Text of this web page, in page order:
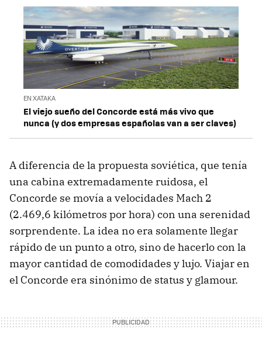
EN XATAKA
El viejo sueño del Concorde está más vivo que
nunca (y dos empresas españolas van a ser claves)
A diferencia de la propuesta soviética, que tenía
una cabina extremadamente ruidosa, el
Concorde se movía a velocidades Mach 2
(2.469,6 kilómetros por hora) con una serenidad
sorprendente. La idea no era solamente llegar
rápido de un punto a otro, sino de hacerlo con la
mayor cantidad de comodidades y lujo. Viajar en
el Concorde era sinónimo de status y glamour.